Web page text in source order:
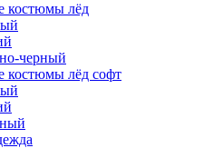
костюмы лёд
черный
костюмы лёд софт